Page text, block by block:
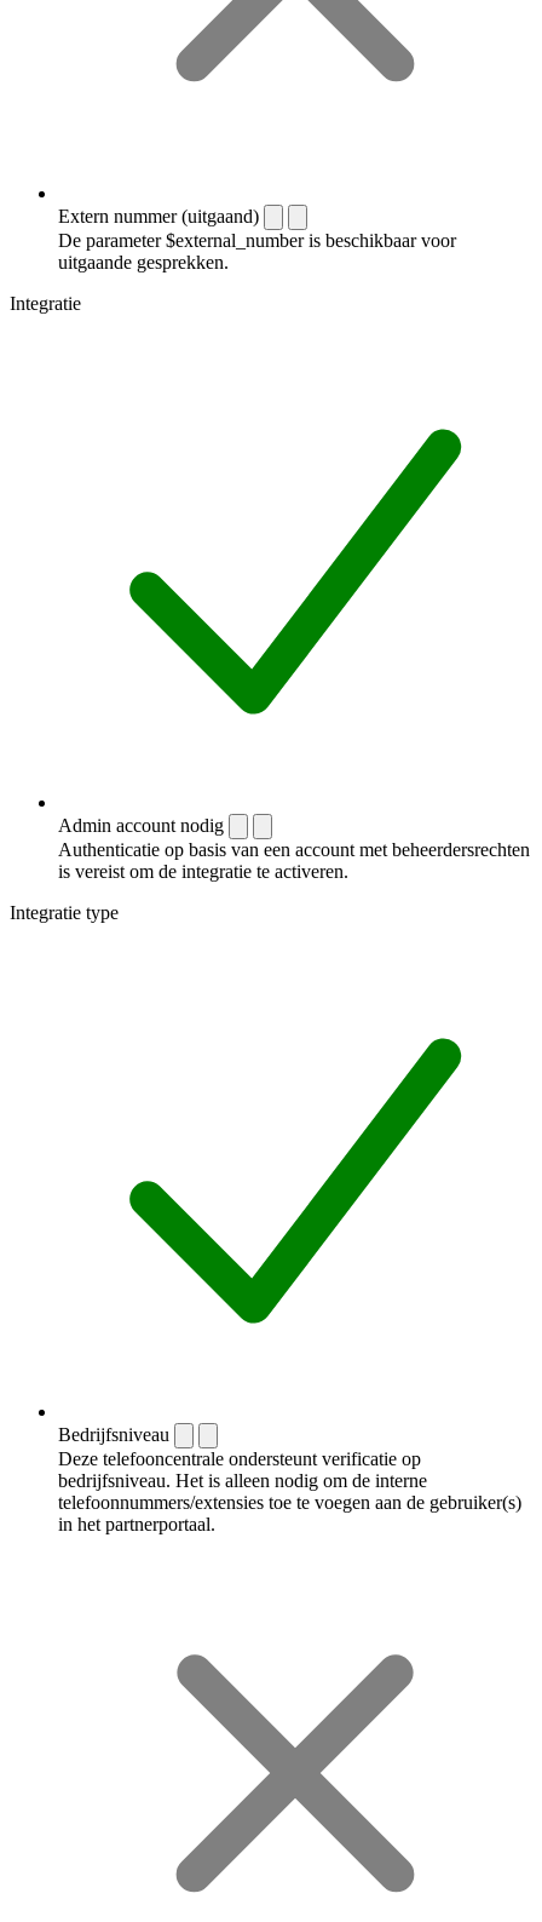
Extern nummer (uitgaand)
De parameter $external_number is beschikbaar voor
uitgaande gesprekken.
Integratie
Admin account nodig
Authenticatie op basis van een account met beheerdersrechten
is vereist om de integratie te activeren.
Integratie type
Bedrijfsniveau
Deze telefooncentrale ondersteunt verificatie op
bedrijfsniveau. Het is alleen nodig om de interne
telefoonnummers/extensies toe te voegen aan de gebruiker(s)
in het partnerportaal.